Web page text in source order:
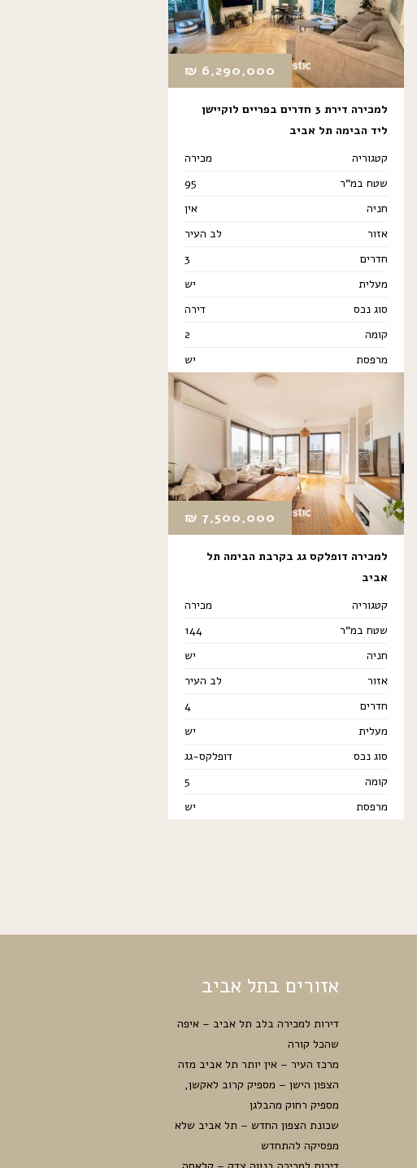
6,290,000
₪
למכירה דירת 3 חדרים בפריים לוקיישן
ליד הבימה תל אביב
קטגוריה
מכירה
שטח במ"ר
95
חניה
אין
אזור
לב העיר
חדרים
3
מעלית
יש
סוג נכס
דירה
קומה
2
מרפסת
יש
7,500,000
₪
למכירה דופלקס גג בקרבת הבימה תל
אביב
קטגוריה
מכירה
שטח במ"ר
144
חניה
יש
אזור
לב העיר
חדרים
4
מעלית
יש
סוג נכס
דופלקס-גג
קומה
5
מרפסת
יש
אזורים בתל אביב
דירות למכירה בלב תל אביב – איפה
שהכל קורה
מרכז העיר – אין יותר תל אביב מזה
הצפון הישן – מספיק קרוב לאקשן,
מספיק רחוק מהבלגן
שכונת הצפון החדש – תל אביב שלא
מפסיקה להתחדש